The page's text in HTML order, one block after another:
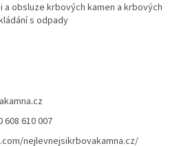
a obsluze krbových kamen a krbových
s odpady
608 610 007
nejlevnejsikrbovakamna.cz/